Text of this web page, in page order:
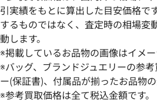
エルメス ベアンコンパクト 財布 レ
刻印 シルバー金具
参考買取価格
91,000円
引実績をもとに算出した目安価格で
するものではなく、査定時の相場変
動します。
※掲載しているお品物の画像はイメー
※バッグ、ブランドジュエリーの参
ー(保証書)、付属品が揃ったお品物の
※参考買取価格は全て税込金額です。